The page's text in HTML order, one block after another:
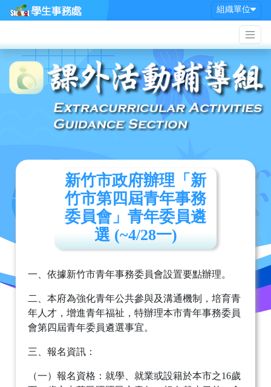
組織單位
新竹市政府辦理「新
竹市第四屆青年事務
委員會」青年委員遴
選 (~4/28一)
一、依據新竹市青年事務委員會設置要點辦理。
二、本府為強化青年公共參與及溝通機制，培育青
年人才，增進青年福祉，特辦理本市青年事務委員
會第四屆青年委員遴選事宜。
三、報名資訊：
（一）報名資格：就學、就業或設籍於本市之16歲